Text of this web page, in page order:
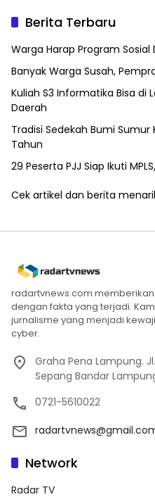
Berita Terbaru
Warga Harap Program Sosial
Banyak Warga Susah,
Kuliah S3 Informatika Bisa di
Daerah
Tradisi Sedekah Bumi
Tahun
29 Peserta PJJ Siap Ikuti
Cek artikel dan berita
radartvnews.com
dengan fakta yang terjadi.
jurnalisme yang menjadi
cyber.
Graha Pena Lampung.
Sepang Bandar
0721-5610022
Network
Radar TV